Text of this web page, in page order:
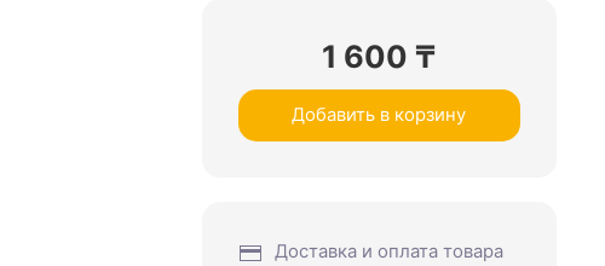
1 600 ₸
Добавить в корзину
Доставка и оплата товара